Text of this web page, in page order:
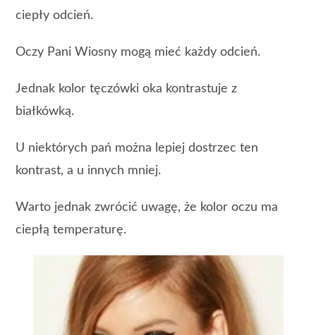
ciepły odcień.
Oczy Pani Wiosny mogą mieć każdy odcień.
Jednak kolor tęczówki oka kontrastuje z
białkówką.
U niektórych pań można lepiej dostrzec ten
kontrast, a u innych mniej.
Warto jednak zwrócić uwagę, że kolor oczu ma
ciepłą temperaturę.